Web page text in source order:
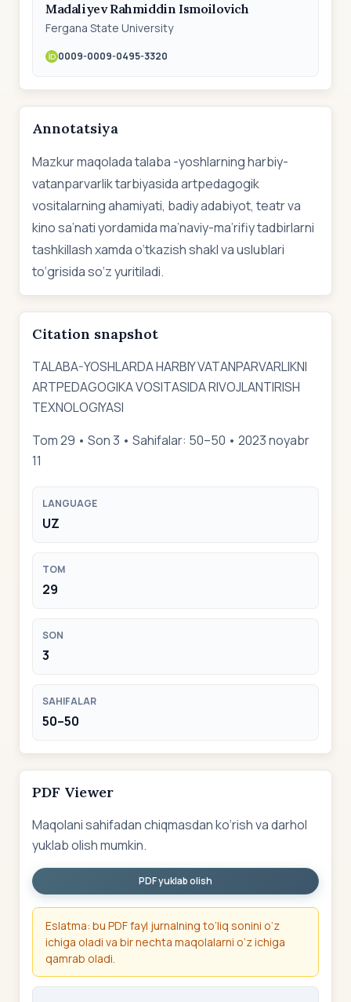
Madaliyev Rahmiddin Ismoilovich
Fergana State University
0009-0009-0495-3320
Annotatsiya
Mazkur maqolada talaba -yoshlarning harbiy-
vatanparvarlik tarbiyasida artpedagogik
vositalarning ahamiyati, badiy adabiyot, teatr va
kino sa’nati yordamida ma’naviy-ma’rifiy tadbirlarni
tashkillash xamda o‘tkazish shakl va uslublari
to‘grisida so‘z yuritiladi.
Citation snapshot
ТALABA-YOSHLARDA HARBIY VATANPARVARLIKNI
ARTPEDAGOGIKA VOSITASIDA RIVOJLANTIRISH
TEXNOLOGIYASI
Tom 29 • Son 3 • Sahifalar: 50–50 • 2023 noyabr
11
LANGUAGE
UZ
TOM
29
SON
3
SAHIFALAR
50–50
PDF Viewer
Maqolani sahifadan chiqmasdan ko‘rish va darhol
yuklab olish mumkin.
PDF yuklab olish
Eslatma: bu PDF fayl jurnalning to‘liq sonini o‘z
ichiga oladi va bir nechta maqolalarni o‘z ichiga
qamrab oladi.